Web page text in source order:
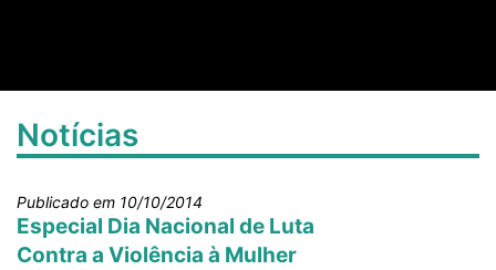
Notícias
Publicado em 10/10/2014
Especial Dia Nacional de Luta
Contra a Violência à Mulher